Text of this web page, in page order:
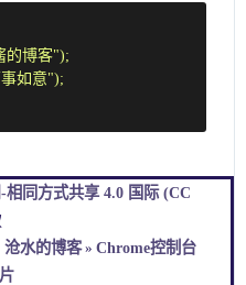
的博客"
如意"
同方式共享 4.0 国际 (CC
沧水的博客» Chrome控制台